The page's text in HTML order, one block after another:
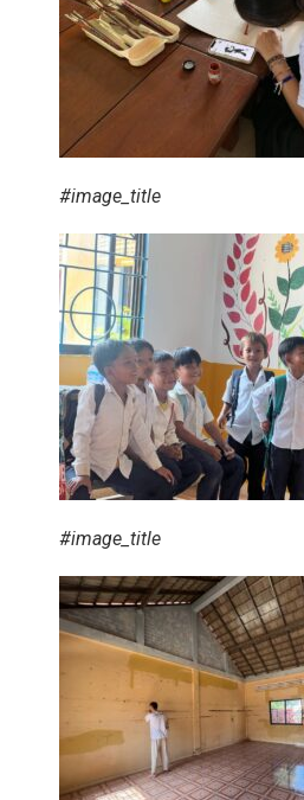
#image_title
#image_title